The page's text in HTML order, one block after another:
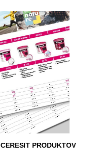
PRODUKTOV